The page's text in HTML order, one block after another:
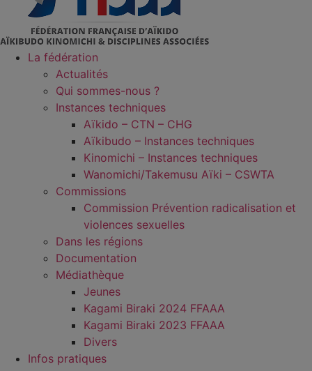
La fédération
Actualités
Qui sommes-nous ?
Instances techniques
Aïkido – CTN – CHG
Aïkibudo – Instances techniques
Kinomichi – Instances techniques
Wanomichi/Takemusu Aïki – CSWTA
Commissions
Commission Prévention radicalisation et
violences sexuelles
Dans les régions
Documentation
Médiathèque
Jeunes
Kagami Biraki 2024 FFAAA
Kagami Biraki 2023 FFAAA
Divers
Infos pratiques